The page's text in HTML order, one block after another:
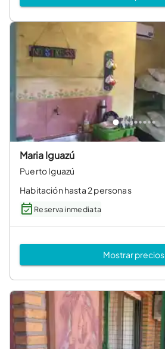
Maria Iguazú
Puerto Iguazú
Habitación hasta 2 personas
Reserva inmediata
Mostrar precios